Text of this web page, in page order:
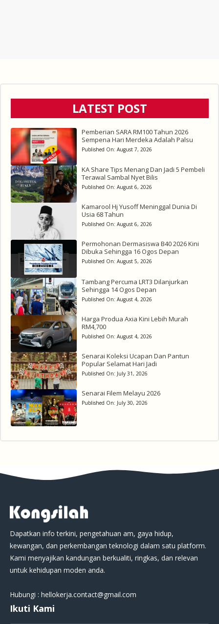
LATEST POST
Pemberian SARA RM100 Tahun 2026
Sempena Hari Merdeka Adalah Palsu
Published On: August 7, 2026
KA Share Tips Menang Dan Jadi 5 Pembeli
Terawal Sambal Nyet Bilis
Published On: August 6, 2026
Kamarool Hj Yusoff Meninggal Dunia Di
Usia 68 Tahun
Published On: August 6, 2026
Permohonan Dermasiswa B40 2026 Kini
Dibuka Sehingga 16 Ogos Depan
Published On: August 5, 2026
Tambang Percuma LRT3 Dilanjurkan
Sehingga 14 Ogos Depan
Published On: August 4, 2026
Harga Produa Axia Kini Lebih Murah
RM4,700
Published On: August 4, 2026
Senarai Koleksi Ucapan Dan Pantun
Popular Selamat Hari Jadi
Published On: July 31, 2026
Senarai Filem Melayu 2026
Published On: July 30, 2026
Dapatkan info terkini, pengetahuan am, gaya hidup,
kewangan, dan perkembangan teknologi dalam satu platform.
Kami menyajikan kandungan berkualiti, ringkas, dan relevan
untuk kehidupan moden anda.
Hubungi : hellokerja.contact@gmail.com
Ikuti Kami